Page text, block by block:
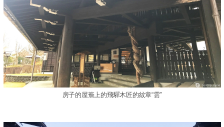
房子的屋簷上的飛驒木匠的紋章“雲”